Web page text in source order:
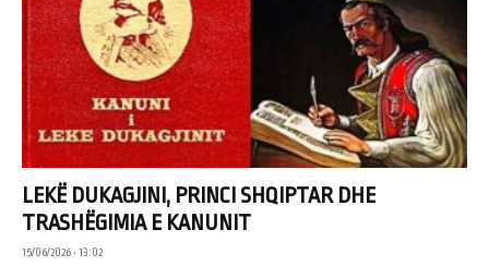
LEKË DUKAGJINI, PRINCI SHQIPTAR DHE
TRASHËGIMIA E KANUNIT
15/06/2026 • 13:02